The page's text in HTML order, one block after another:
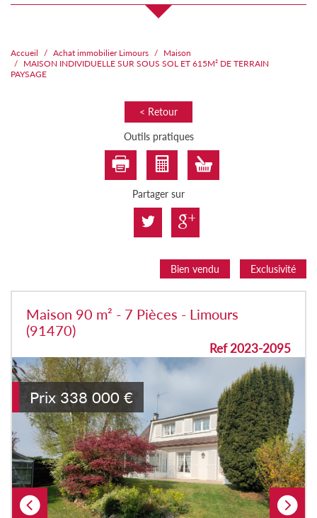
Accueil Achat immobilier Limours
Maison
MAISON INDIVIDUELLE SUR SOUS SOL ET 615M² DE TERRAIN
PAYSAGE
< Retour
Outils pratiques
Partager sur
Bien vendu Exclusivité
Maison 90 m² - 7 Pièces - Limours
(91470)
Ref 2023-2095
Prix 338 000 €